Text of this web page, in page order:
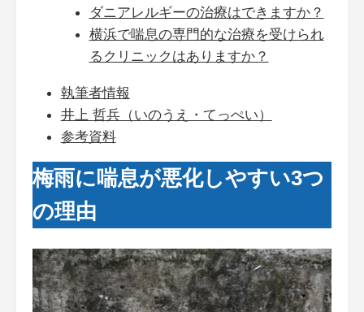
ダニアレルギーの治療はできますか？
横浜で喘息の専門的な治療を受けられ
るクリニックはありますか？
執筆者情報
井上 哲兵（いのうえ・てっぺい）
参考資料
梅雨に喘息が悪化しやすい3つ
の理由